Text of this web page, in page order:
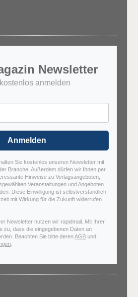
Newsletter
anmelden
Anmelden
Sie kostenlos unseren Newsletter mit
Branche. Außerdem dürfen wir Ihnen per
Hinweise zu Verlagsangeboten,
Veranstaltungen und Angeboten
Diese Einwilligung ist selbstverständlich
mit Wirkung für die Zukunft widerrufen
Newsletter nutzen wir rapidmail. Mit Ihrer
zu, dass die eingegebenen Daten an
Beachten Sie bitte derenAGB und